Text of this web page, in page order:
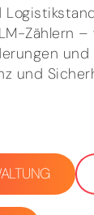
Zählern
und
und